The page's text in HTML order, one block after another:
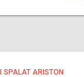
SPALAT ARISTON